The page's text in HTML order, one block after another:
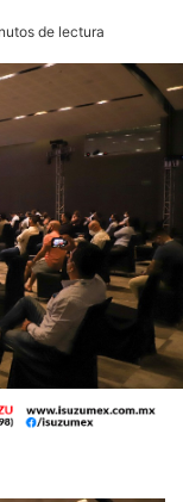
de lectura